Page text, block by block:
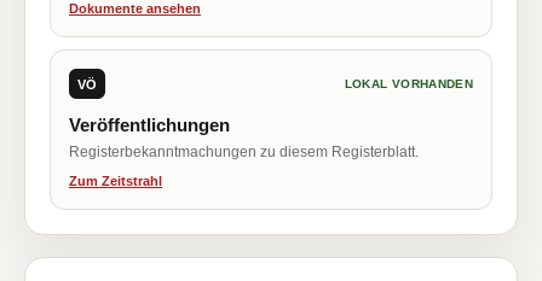
Dokumente ansehen
VÖ LOKAL VORHANDEN
Veröffentlichungen
Registerbekanntmachungen zu diesem Registerblatt.
Zum Zeitstrahl